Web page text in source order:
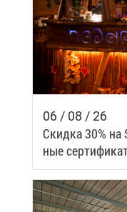
06 / 08 / 26
Скид­ка 30%
ные
Samui